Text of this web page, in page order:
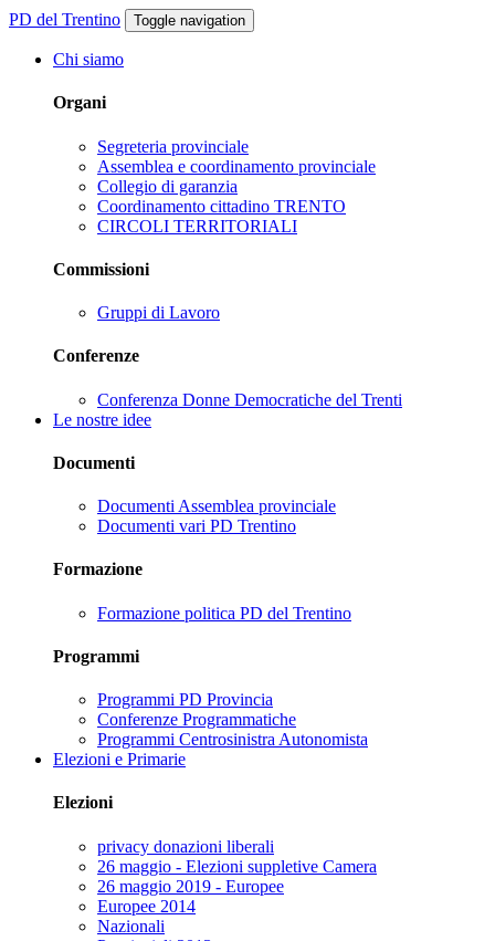
PD del Trentino Toggle navigation
Chi siamo
Organi
Segreteria provinciale
Assemblea e coordinamento provinciale
Collegio di garanzia
Coordinamento cittadino TRENTO
CIRCOLI TERRITORIALI
Commissioni
Gruppi di Lavoro
Conferenze
Conferenza Donne Democratiche del Trenti
Le nostre idee
Documenti
Documenti Assemblea provinciale
Documenti vari PD Trentino
Formazione
Formazione politica PD del Trentino
Programmi
Programmi PD Provincia
Conferenze Programmatiche
Programmi Centrosinistra Autonomista
Elezioni e Primarie
Elezioni
privacy donazioni liberali
26 maggio - Elezioni suppletive Camera
26 maggio 2019 - Europee
Europee 2014
Nazionali